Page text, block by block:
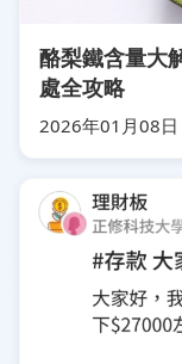
酪梨鐵含量大
處全攻略
2026年01月08日